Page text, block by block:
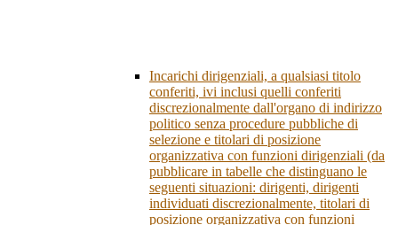
Incarichi dirigenziali, a qualsiasi titolo
conferiti, ivi inclusi quelli conferiti
discrezionalmente dall'organo di indirizzo
politico senza procedure pubbliche di
selezione e titolari di posizione
organizzativa con funzioni dirigenziali (da
pubblicare in tabelle che distinguano le
seguenti situazioni: dirigenti, dirigenti
individuati discrezionalmente, titolari di
posizione organizzativa con funzioni